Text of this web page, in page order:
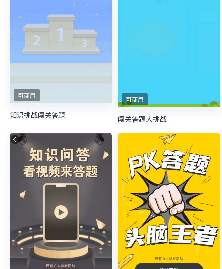
可商用
知识挑战闯关答题
可商用
闯关答题大挑战